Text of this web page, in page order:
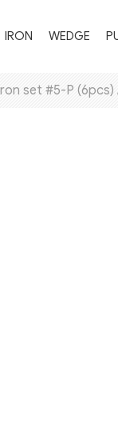
IRON WEDGE
set #5-P (6pcs)